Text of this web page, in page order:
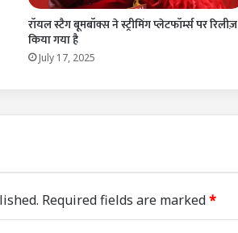
रॉयल स्टैग बूमबॉक्स ने स्ट्रीमिंग प्लेटफॉर्म्स पर रिलीज़
किया गया है
July 17, 2025
Required fields are marked*